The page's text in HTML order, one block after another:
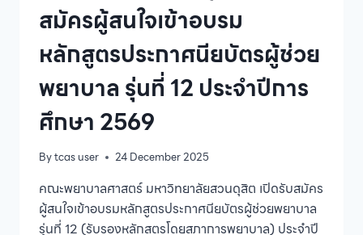
นอก
ราชการ
สมัครผู้สนใจเข้าอบรม
หลักสูตรประกาศนียบัตรผู้ช่วย
พยาบาล รุ่นที่ 12 ประจำปีการ
ศึกษา 2569
Bytcas user 24 December 2025
คณะพยาบาลศาสตร์ มหาวิทยาลัยสวนดุสิต เปิดรับสมัคร
ผู้สนใจเข้าอบรมหลักสูตรประกาศนียบัตรผู้ช่วยพยาบาล
รุ่นที่ 12 (รับรองหลักสูตรโดยสภาการพยาบาล) ประจำปี